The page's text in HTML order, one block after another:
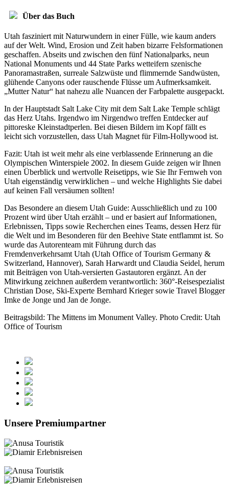
Über das Buch
Utah fasziniert mit Naturwundern in einer Fülle, wie kaum anders
auf der Welt. Wind, Erosion und Zeit haben bizarre Felsformationen
geschaffen. Abseits und zwischen den fünf Nationalparks, neun
National Monuments und 44 State Parks wetteifern szenische
Panoramastraßen, surreale Salzwüste und flimmernde Sandwüsten,
glühende Canyons oder rauschende Flüsse um Aufmerksamkeit.
„Mutter Natur“ hat nahezu alle Nuancen der Farbpalette ausgepackt.
In der Hauptstadt Salt Lake City mit dem Salt Lake Temple schlägt
das Herz Utahs. Irgendwo im Nirgendwo treffen Entdecker auf
pittoreske Kleinstadtperlen. Bei diesen Bildern im Kopf fällt es
leicht sich vorzustellen, dass Utah Magnet für Film-Hollywood ist.
Fazit: Utah ist weit mehr als eine verblassende Erinnerung an die
Olympischen Winterspiele 2002. In diesem Guide zeigen wir Ihnen
einen Überblick und wertvolle Reisetipps, wie Sie Ihr Fernweh von
Utah eigenständig verwirklichen – und welche Highlights Sie dabei
auf keinen Fall versäumen sollten!
Das Besondere an diesem Utah Guide: Ausschließlich und zu 100
Prozent wird über Utah erzählt – und er basiert auf Informationen,
Erlebnissen, Tipps sowie Recherchen eines Teams, dessen Herz für
die Welt und im Besonderen für den Beehive State entflammt ist. So
wurde das Autorenteam mit Führung durch das
Fremdenverkehrsamt Utah (Utah Office of Tourism Germany &
Switzerland, Hannover), Sarah Harwardt und Claudia Seidel, herum
mit Beiträgen von Utah-versierten Gastautoren ergänzt. An der
Mitwirkung zeichnen außerdem verantwortlich: 360°-Reisespezialist
Christian Dose, Ski-Experte Bernhard Krieger sowie Travel Blogger
Imke de Jonge und Jan de Jonge.
Beitragsbild: The Mittens im Monument Valley. Photo Credit: Utah
Office of Tourism
Unsere Premiumpartner